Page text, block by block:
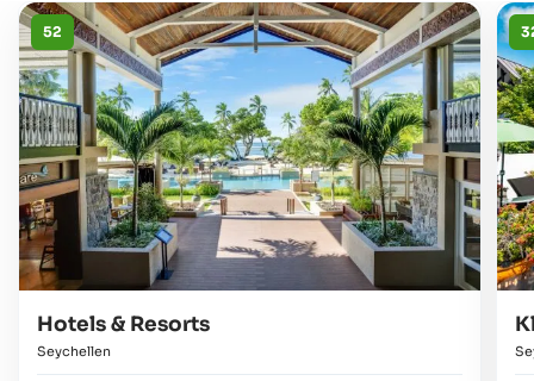
52
Hotels & Resorts
Seychellen